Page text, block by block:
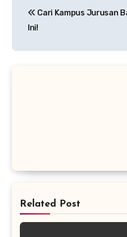
navigation
Cari Kampus Jurusan
Ini!
Related Post